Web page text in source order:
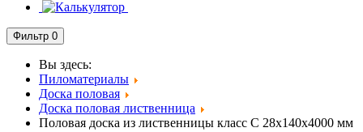
Фильтр 0
Вы здесь:
Пиломатериалы
Доска половая
Доска половая лиственница
Половая доска из лиственницы класс С 28x140x4000 мм